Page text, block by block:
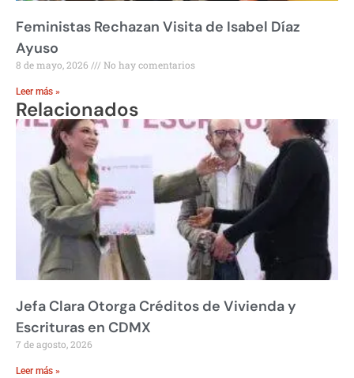
Feministas Rechazan Visita de Isabel Díaz
Ayuso
8 de mayo, 2026 No hay comentarios
Leer más »
Relacionados
Jefa Clara Otorga Créditos de Vivienda y
Escrituras en CDMX
7 de agosto, 2026
Leer más »